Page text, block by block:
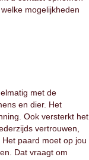
mogelijkheden
met de
en dier. Het
Ook versterkt het
vertrouwen,
paard moet op jou
Dat vraagt om